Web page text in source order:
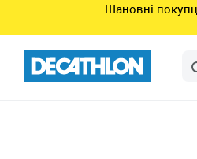
Шановні